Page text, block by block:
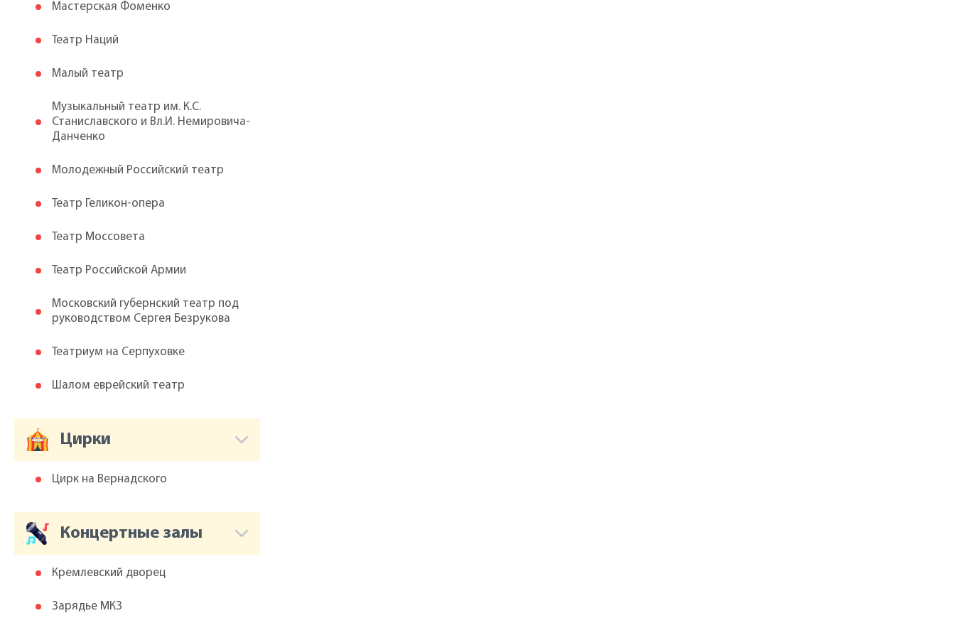
Мастерская Фоменко
Театр Наций
Малый театр
Музыкальный театр им. К.С.
Станиславского и Вл.И. Немировича-
Данченко
Молодежный Российский театр
Театр Геликон-опера
Театр Моссовета
Театр Российской Армии
Московский губернский театр под
руководством Сергея Безрукова
Театриум на Серпуховке
Шалом еврейский театр
Цирки
Цирк на Вернадского
Концертные залы
Кремлевский дворец
Зарядье МКЗ